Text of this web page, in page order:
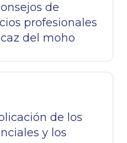
de
profesionales
del moho
de los
y los